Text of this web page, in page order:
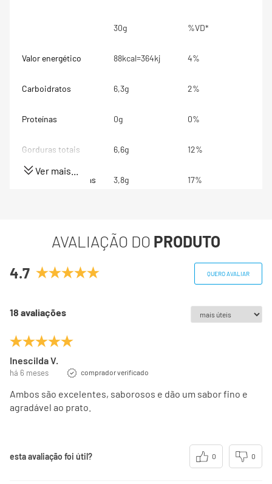
30g %VD*
Valor energético 88kcal=364kj 4%
Carboidratos 6,3g 2%
Proteínas 0g 0%
Gorduras totais 6,6g 12%
Gorduras Saturadas 3,8g 17%
Fibra alimentar 0g 0%
Sódio
(*) Valores diários com base em uma dieta de 2000 kcal
dependendo de suas necessidades energéticas
Ver mais...
AVALIAÇÃO DO PRODUTO
4.7 QUERO AVALIAR
18 avaliações
Inescilda V.
há 6 meses comprador verificado
Ambos são excelentes, saborosos e dão um sabor fino e
agradável ao prato.
esta avaliação foi útil? 0 0